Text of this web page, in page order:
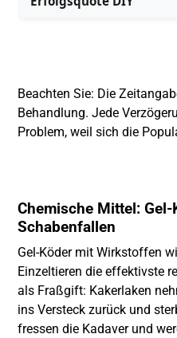
Beachten Sie: Die
Behandlung. Jede
Problem, weil sich die
Chemische Mittel:
Schabenfallen
Gel-Köder mit Wirkstoffen
Einzeltieren die effektivste
als Fraßgift: Kakerlaken
ins Versteck zurück und
fressen die Kadaver und